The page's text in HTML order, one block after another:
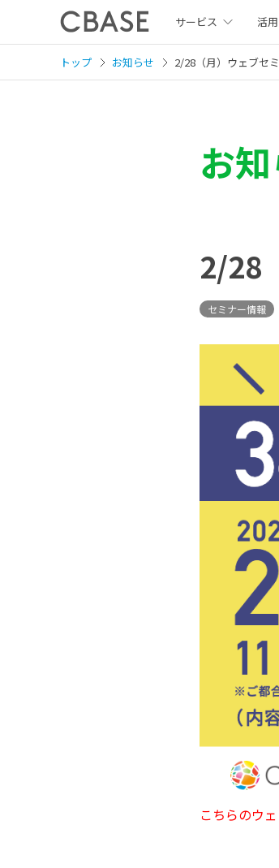
サービス 活
トップ お知らせ 2/28（月）ウェブセ
お
2/28
セミナー情報
こちらのウ